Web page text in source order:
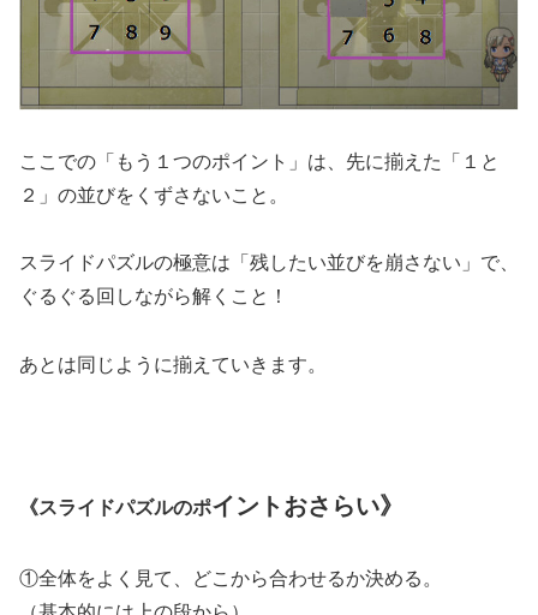
ここでの「もう１つのポイント」は、先に揃えた「１と
２」の並びをくずさないこと。
スライドパズルの極意は「残したい並びを崩さない」で、
ぐるぐる回しながら解くこと！
あとは同じように揃えていきます。
《スライドパズルのポイントおさらい》
①全体をよく見て、どこから合わせるか決める。